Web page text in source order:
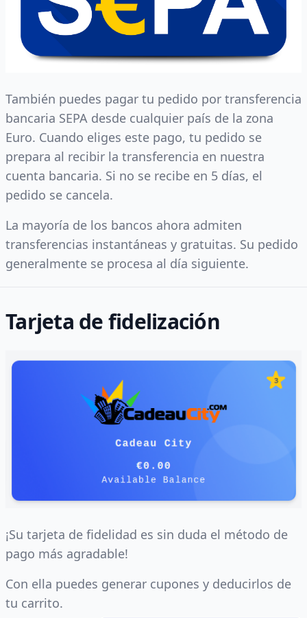
También puedes pagar tu pedido por transferencia
bancaria SEPA desde cualquier país de la zona
Euro. Cuando eliges este pago, tu pedido se
prepara al recibir la transferencia en nuestra
cuenta bancaria. Si no se recibe en 5 días, el
pedido se cancela.
La mayoría de los bancos ahora admiten
transferencias instantáneas y gratuitas. Su pedido
generalmente se procesa al día siguiente.
Tarjeta de fidelización
¡Su tarjeta de fidelidad es sin duda el método de
pago más agradable!
Con ella puedes generar cupones y deducirlos de
tu carrito.